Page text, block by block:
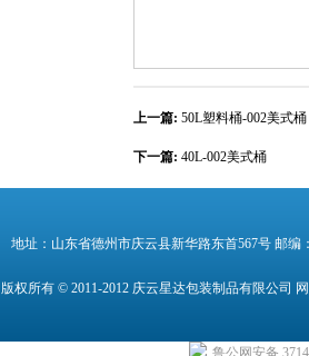
上一篇: 50L塑料桶-002美式桶
下一篇: 40L-002美式桶
地址：山东省德州市庆云县新华路东首567号 邮编
版权所有 © 2011-2012 庆云星达包装制品有限公司